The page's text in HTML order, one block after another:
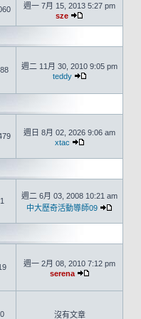
週一 7月 15, 2013 5:27 pm
sze
週二 11月 30, 2010 9:05 pm
teddy
週日 8月 02, 2026 9:06 am
xtac
1
週二 6月 03, 2008 10:21 am
中大歷奇活動導師09
週一 2月 08, 2010 7:12 pm
serena
0 沒有文章